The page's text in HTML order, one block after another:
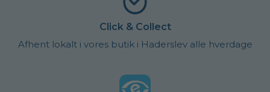
Click & Collect
Afhent lokalt i vores butik i Haderslev alle hverdage